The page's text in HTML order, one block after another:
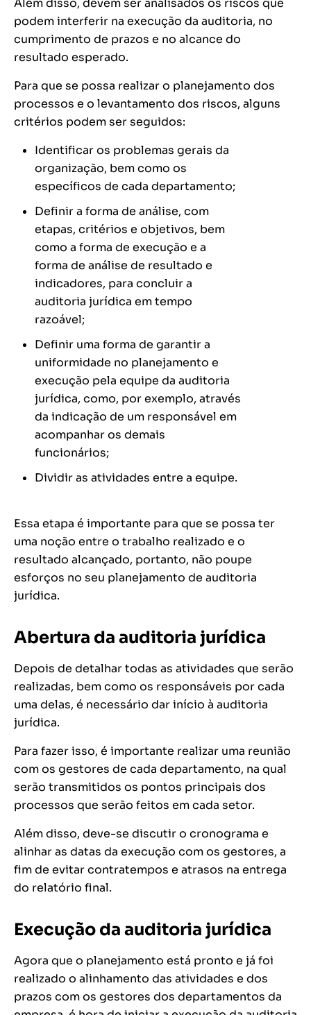
Além disso, devem ser analisados os riscos que
podem interferir na execução da auditoria, no
cumprimento de prazos e no alcance do
resultado esperado.
Para que se possa realizar o planejamento dos
processos e o levantamento dos riscos, alguns
critérios podem ser seguidos:
Identificar os problemas gerais da
organização, bem como os
específicos de cada departamento;
Definir a forma de análise, com
etapas, critérios e objetivos, bem
como a forma de execução e a
forma de análise de resultado e
indicadores, para concluir a
auditoria jurídica em tempo
razoável;
Definir uma forma de garantir a
uniformidade no planejamento e
execução pela equipe da auditoria
jurídica, como, por exemplo, através
da indicação de um responsável em
acompanhar os demais
funcionários;
Dividir as atividades entre a equipe.
Essa etapa é importante para que se possa ter
uma noção entre o trabalho realizado e o
resultado alcançado, portanto, não poupe
esforços no seu planejamento de auditoria
jurídica.
Abertura da auditoria jurídica
Depois de detalhar todas as atividades que serão
realizadas, bem como os responsáveis por cada
uma delas, é necessário dar início à auditoria
jurídica.
Para fazer isso, é importante realizar uma reunião
com os gestores de cada departamento, na qual
serão transmitidos os pontos principais dos
processos que serão feitos em cada setor.
Além disso, deve-se discutir o cronograma e
alinhar as datas da execução com os gestores, a
fim de evitar contratempos e atrasos na entrega
do relatório final.
Execução da auditoria jurídica
Agora que o planejamento está pronto e já foi
realizado o alinhamento das atividades e dos
prazos com os gestores dos departamentos da